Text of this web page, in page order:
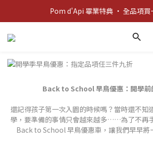
新客歡迎禮：輸入 "welcome10" 享
Pom d'Api 畢業特典 · 全品項買
新客歡迎禮：輸入 "welcome10" 享
Back to School 早鳥優惠：開學前
還記得孩子第一次入園的時候嗎？當時還不知
學，要準備的事情只會越來越多……為了不再
Back to School 早鳥優惠車，讓我們早早將